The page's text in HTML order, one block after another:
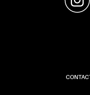
CONTACT